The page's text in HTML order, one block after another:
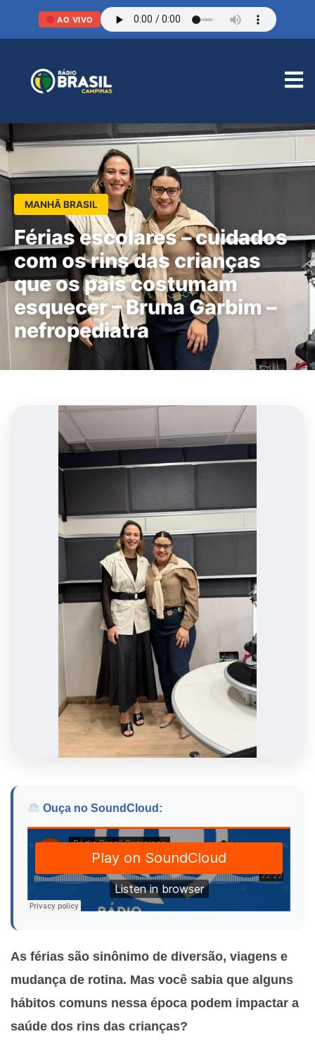
AO VIVO
MANHÃ BRASIL
Férias escolares – cuidados
com os rins das crianças
que os pais costumam
esquecer – Bruna Garbim –
nefropediatra
Ouça no SoundCloud:
As férias são sinônimo de diversão, viagens e
mudança de rotina. Mas você sabia que alguns
hábitos comuns nessa época podem impactar a
saúde dos rins das crianças?